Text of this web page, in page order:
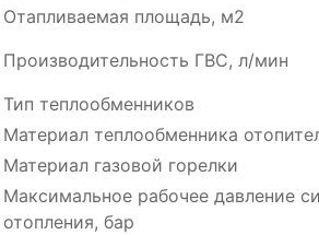
Отапливаемая площадь, м2
Производительность ГВC, л/мин
Тип теплообменников
Материал теплообменника
Материал газовой горелки
Максимальное рабочее давление
отопления, бар